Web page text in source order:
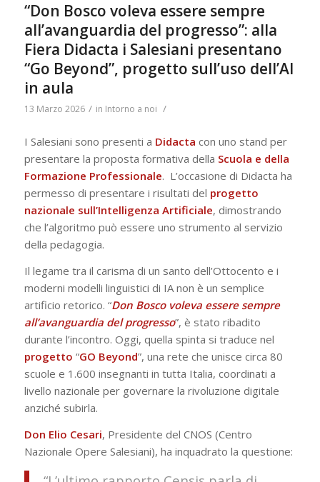
“Don Bosco voleva essere sempre
all’avanguardia del progresso”: alla
Fiera Didacta i Salesiani presentano
“Go Beyond”, progetto sull’uso dell’AI
in aula
13 Marzo 2026 / in Intorno a noi /
I Salesiani sono presenti a Didacta con uno stand per
presentare la proposta formativa della Scuola e della
Formazione Professionale. L’occasione di Didacta ha
permesso di presentare i risultati del progetto
nazionale sull’Intelligenza Artificiale, dimostrando
che l’algoritmo può essere uno strumento al servizio
della pedagogia.
Il legame tra il carisma di un santo dell’Ottocento e i
moderni modelli linguistici di IA non è un semplice
artificio retorico. “Don Bosco voleva essere sempre
all’avanguardia del progresso”, è stato ribadito
durante l’incontro. Oggi, quella spinta si traduce nel
progetto “GO Beyond”, una rete che unisce circa 80
scuole e 1.600 insegnanti in tutta Italia, coordinati a
livello nazionale per governare la rivoluzione digitale
anziché subirla.
Don Elio Cesari, Presidente del CNOS (Centro
Nazionale Opere Salesiani), ha inquadrato la questione: